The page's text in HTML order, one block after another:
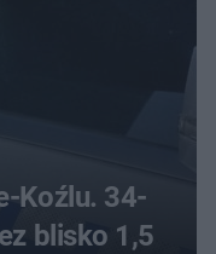
Koźlu. 34-
blisko 1,5